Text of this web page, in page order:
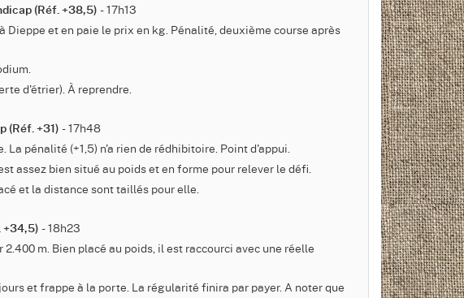
(Réf. +38,5) - 17h13
Dieppe et en paie le prix en kg. Pénalité, deuxième course après
d'étrier). À reprendre.
(Réf. +31) - 17h48
pénalité (+1,5) n'a rien de rédhibitoire. Point d'appui.
assez bien situé au poids et en forme pour relever le défi.
et la distance sont taillés pour elle.
+34,5) - 18h23
m. Bien placé au poids, il est raccourci avec une réelle
et frappe à la porte. La régularité finira par payer. A noter que